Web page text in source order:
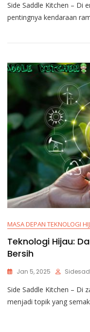
Side Saddle Kitchen – Di
pentingnya kendaraan
MASA DEPAN TEKNOLOGI
Teknologi Hijau:
Bersih
Jan 5, 2025
Side Saddle Kitchen – Di
menjadi topik yang